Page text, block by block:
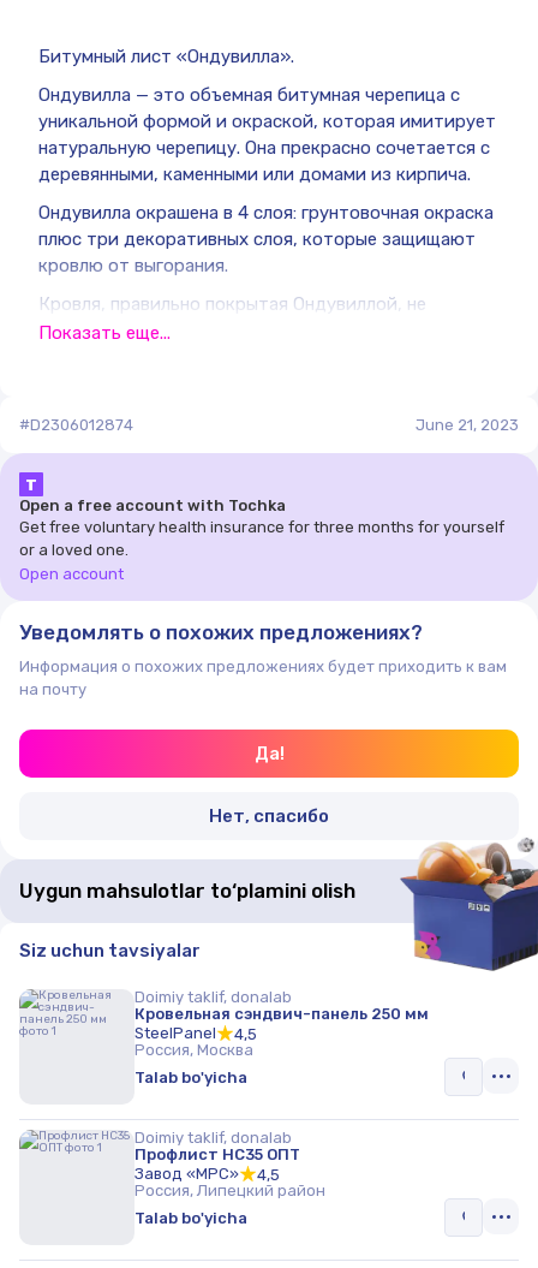
Битумный лист «Ондувилла».
Ондувилла — это объемная битумная черепица с
уникальной формой и окраской, которая имитирует
натуральную черепицу. Она прекрасно сочетается с
деревянными, каменными или домами из кирпича.
Ондувилла окрашена в 4 слоя: грунтовочная окраска
плюс три декоративных слоя, которые защищают
кровлю от выгорания.
Кровля, правильно покрытая Ондувиллой, не
протечет никогда. Секрет такой надежности в
не ржавеет;
не конденсирует;
не нагревается на солнце.
Ондувилла — экологически чистый материал как в
используется экологически чистое сырье:
целлюлозные волокна, битум, минеральные
наполнители и пигменты. Ондувилла — экологичная
Показать еще...
#D2306012874 June 21, 2023
Т
Open a free account with Tochka
Get free voluntary health insurance for three months for yourself
or a loved one.
Open account
Уведомлять о похожих предложениях?
Информация о похожих предложениях будет приходить к вам
на почту
Да!
Нет, спасибо
Uygun mahsulotlar to‘plamini olish
Siz uchun tavsiyalar
Doimiy taklif, donalab
Кровельная сэндвич-панель 250 мм
SteelPanel
4,5
Россия, Москва
Talab bo'yicha
Doimiy taklif, donalab
Профлист НС35 ОПТ
Завод «МРС»
4,5
Россия, Липецкий район
Talab bo'yicha